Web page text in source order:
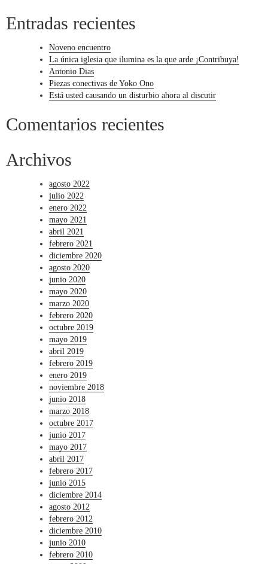
Entradas recientes
Noveno encuentro
La única iglesia que ilumina es la que arde ¡Contribuya!
Antonio Dias
Piezas conectivas de Yoko Ono
Está usted causando un disturbio ahora al discutir
Comentarios recientes
Archivos
agosto 2022
julio 2022
enero 2022
mayo 2021
abril 2021
febrero 2021
diciembre 2020
agosto 2020
junio 2020
mayo 2020
marzo 2020
febrero 2020
octubre 2019
mayo 2019
abril 2019
febrero 2019
enero 2019
noviembre 2018
junio 2018
marzo 2018
octubre 2017
junio 2017
mayo 2017
abril 2017
febrero 2017
junio 2015
diciembre 2014
agosto 2012
febrero 2012
diciembre 2010
junio 2010
febrero 2010